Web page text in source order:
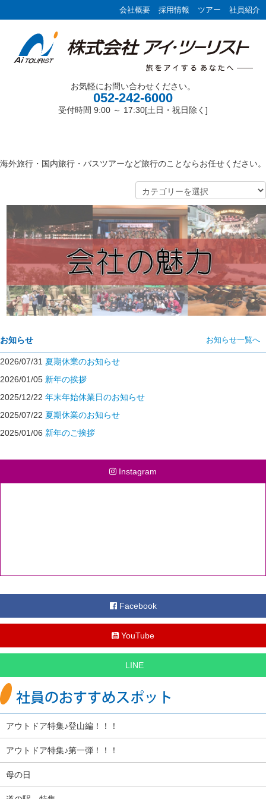
会社概要 採用情報 ツアー 社員紹介
お気軽にお問い合わせください。
052-242-6000
受付時間 9:00 ～ 17:30[土日・祝日除く]
海外旅⾏・国内旅⾏・バスツアーなど旅⾏のことならお任せください。
お知らせ お知らせ一覧へ
2026/07/31 夏期休業のお知らせ
2026/01/05 新年の挨拶
2025/12/22 年末年始休業日のお知らせ
2025/07/22 夏期休業のお知らせ
2025/01/06 新年のご挨拶
Instagram
Facebook
YouTube
LINE
アウトドア特集♪登山編！！！
アウトドア特集♪第一弾！！！
母の日